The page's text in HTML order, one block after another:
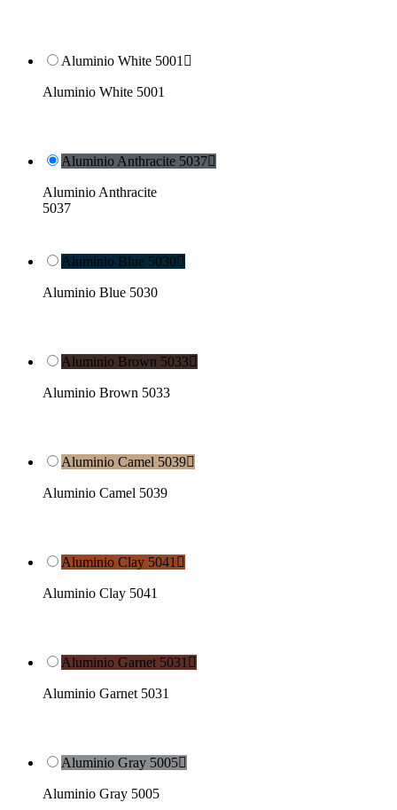
Aluminio White 5001 
Aluminio White 5001
Aluminio Anthracite 5037
Aluminio Anthracite
5037
Aluminio Blue 5030
Aluminio Blue 5030
Aluminio Brown 5033
Aluminio Brown 5033
Aluminio Camel 5039
Aluminio Camel 5039
Aluminio Clay 5041 
Aluminio Clay 5041
Aluminio Garnet 5031 
Aluminio Garnet 5031
Aluminio Gray 5005
Aluminio Gray 5005